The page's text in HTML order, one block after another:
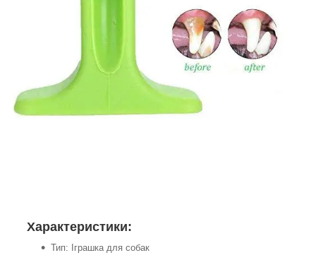
Характеристики:
Тип: Іграшка для собак